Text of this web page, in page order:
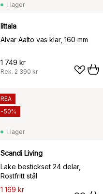
I lager
Iittala
Alvar Aalto vas klar, 160 mm
1 749 kr
Rek. 2 390 kr
I lager
Scandi Living
Lake bestickset 24 delar,
Rostfritt stål
1 169 kr
REA
-50%